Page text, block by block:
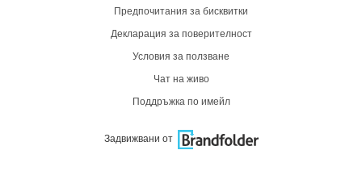
Предпочитания за бисквитки
Декларация за поверителност
Условия за ползване
Чат на живо
Поддръжка по имейл
Задвижвани от